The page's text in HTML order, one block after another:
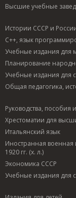
Высшие учебные
Истории СССР и
C++, язык
Учебные издания для
Планирование
Учебные издания для
Общая педагогика,
Руководства, пособия
Хрестоматии для
Итальянский язык
Иностранная военная
1920 гг. (х. л.)
Экономика СССР
Учебные издания для